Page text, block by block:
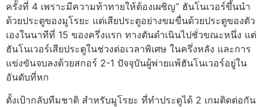
ครั้งที่ 4 เพราะมีความท้าทายให้ต้องเผชิญ” ฮันโนเวอร์ขึ้นนำ
ด้วยประตูของมูโรยะ แต่เสียประตูอย่างขมขื่นด้วยประตูของตัว
เองในนาทีที่ 15 ของครึ่งแรก ทางตันดำเนินไปชั่วขณะหนึ่ง แต่
ฮันโนเวอร์เสียประตูในช่วงต่อเวลาพิเศษ ในครึ่งหลัง และการ
แข่งขันจบลงด้วยสกอร์ 2-1 ปัจจุบันผู้พ่ายแพ้ฮันโนเวอร์อยู่ใน
อันดับที่หก
ตั้งเป้ากลับทีมชาติ สำหรับมูโรยะ ที่ทำประตูได้ 2 เกมติดต่อกัน